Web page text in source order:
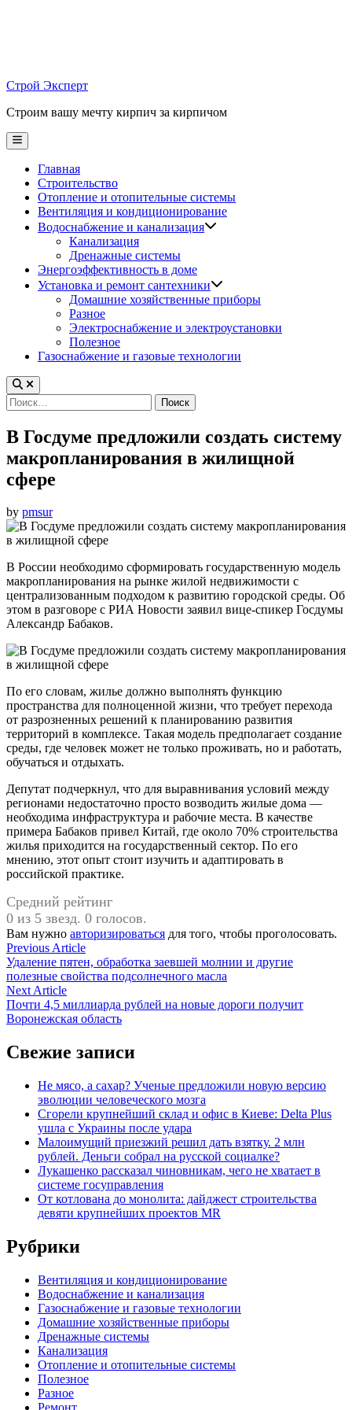
Строй Эксперт
Строим вашу мечту кирпич за кирпичом
Main
Menu
Главная
Строительство
Отопление и отопительные системы
Вентиляция и кондиционирование
Водоснабжение и канализация
Канализация
Дренажные системы
Энергоэффективность в доме
Установка и ремонт сантехники
Домашние хозяйственные приборы
Разное
Электроснабжение и электроустановки
Полезное
Газоснабжение и газовые технологии
Найти:
В Госдуме предложили создать систему
макропланирования в жилищной
сфере
by pmsur
В России необходимо сформировать государственную модель
макропланирования на рынке жилой недвижимости с
централизованным подходом к развитию городской среды. Об
этом в разговоре с РИА Новости заявил вице-спикер Госдумы
Александр Бабаков.
По его словам, жилье должно выполнять функцию
пространства для полноценной жизни, что требует перехода
от разрозненных решений к планированию развития
территорий в комплексе. Такая модель предполагает создание
среды, где человек может не только проживать, но и работать,
обучаться и отдыхать.
Депутат подчеркнул, что для выравнивания условий между
регионами недостаточно просто возводить жилые дома —
необходима инфраструктура и рабочие места. В качестве
примера Бабаков привел Китай, где около 70% строительства
жилья приходится на государственный сектор. По его
мнению, этот опыт стоит изучить и адаптировать в
российской практике.
Средний рейтинг
0 из 5 звезд. 0 голосов.
Вам нужно авторизироваться для того, чтобы проголосовать.
Навигация
по
записям
Previous ArticlePrevious
article:
Удаление пятен, обработка заевшей молнии и другие
полезные свойства подсолнечного масла
Next ArticleNext
article:
Почти 4,5 миллиарда рублей на новые дороги получит
Воронежская область
Свежие записи
Не мясо, а сахар? Ученые предложили новую версию
эволюции человеческого мозга
Сгорели крупнейший склад и офис в Киеве: Delta Plus
ушла с Украины после удара
Малоимущий приезжий решил дать взятку. 2 млн
рублей. Деньги собрал на русской социалке?
Лукашенко рассказал чиновникам, чего не хватает в
системе госуправления
От котлована до монолита: дайджест строительства
девяти крупнейших проектов MR
Рубрики
Вентиляция и кондиционирование
Водоснабжение и канализация
Газоснабжение и газовые технологии
Домашние хозяйственные приборы
Дренажные системы
Канализация
Отопление и отопительные системы
Полезное
Разное
Ремонт